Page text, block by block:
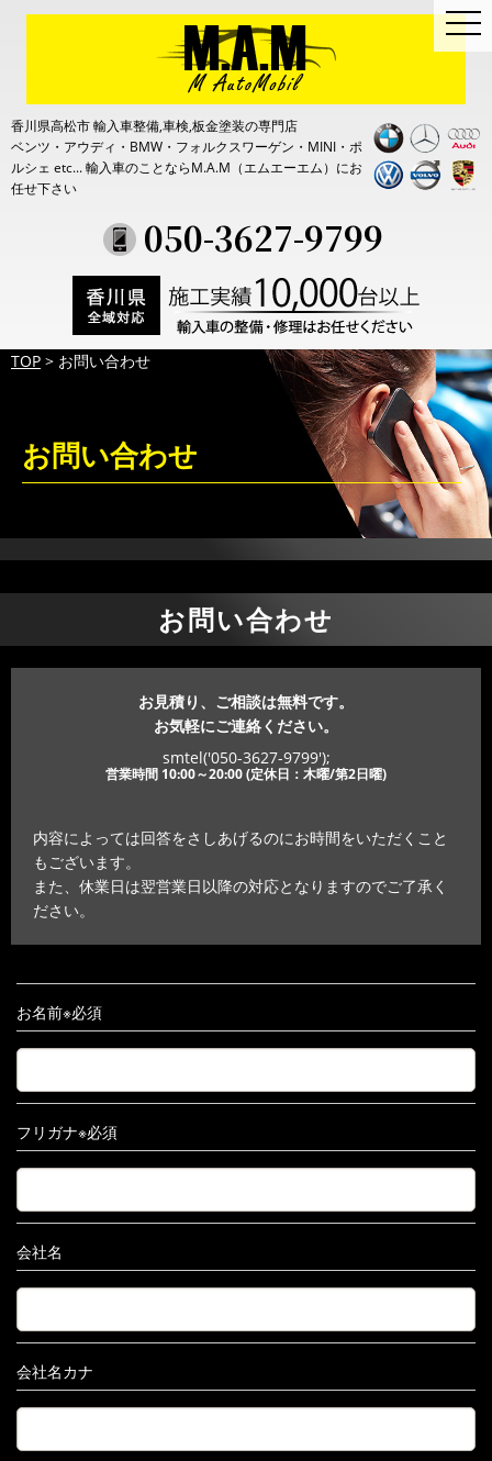
香川県高松市 輸入車整備,車検,板金塗装の専門店
ベンツ・アウディ・BMW・フォルクスワーゲン・MINI・ポ
ルシェ etc...輸入車のことならM.A.M（エムエーエム）にお
任せ下さい
050-3627-9799
TOP > お問い合わせ
お問い合わせ
お問い合わせ
お見積り、ご相談は無料です。
お気軽にご連絡ください。
smtel('050-3627-9799');
営業時間 10:00～20:00 (定休日：木曜/第2日曜)
内容によっては回答をさしあげるのにお時間をいただくこと
もございます。
また、休業日は翌営業日以降の対応となりますのでご了承く
ださい。
お名前※必須
フリガナ※必須
会社名
会社名カナ